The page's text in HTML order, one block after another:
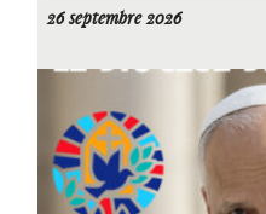
26 septembre 2026